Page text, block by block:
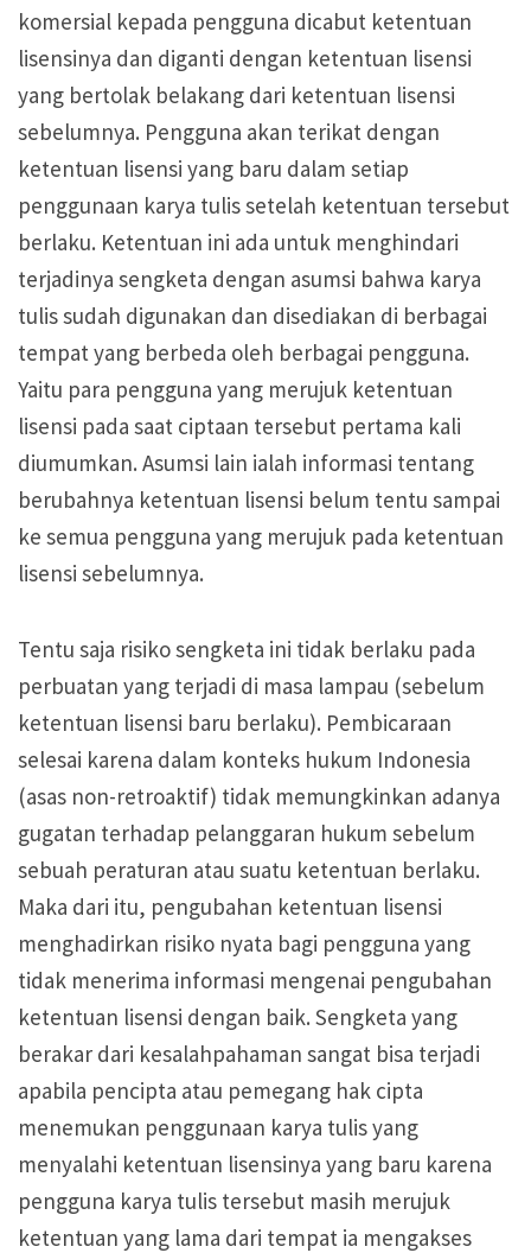
komersial kepada pengguna dicabut ketentuan
lisensinya dan diganti dengan ketentuan lisensi
yang bertolak belakang dari ketentuan lisensi
sebelumnya. Pengguna akan terikat dengan
ketentuan lisensi yang baru dalam setiap
penggunaan karya tulis setelah ketentuan tersebut
berlaku. Ketentuan ini ada untuk menghindari
terjadinya sengketa dengan asumsi bahwa karya
tulis sudah digunakan dan disediakan di berbagai
tempat yang berbeda oleh berbagai pengguna.
Yaitu para pengguna yang merujuk ketentuan
lisensi pada saat ciptaan tersebut pertama kali
diumumkan. Asumsi lain ialah informasi tentang
berubahnya ketentuan lisensi belum tentu sampai
ke semua pengguna yang merujuk pada ketentuan
lisensi sebelumnya.
Tentu saja risiko sengketa ini tidak berlaku pada
perbuatan yang terjadi di masa lampau (sebelum
ketentuan lisensi baru berlaku). Pembicaraan
selesai karena dalam konteks hukum Indonesia
(asas non-retroaktif) tidak memungkinkan adanya
gugatan terhadap pelanggaran hukum sebelum
sebuah peraturan atau suatu ketentuan berlaku.
Maka dari itu, pengubahan ketentuan lisensi
menghadirkan risiko nyata bagi pengguna yang
tidak menerima informasi mengenai pengubahan
ketentuan lisensi dengan baik. Sengketa yang
berakar dari kesalahpahaman sangat bisa terjadi
apabila pencipta atau pemegang hak cipta
menemukan penggunaan karya tulis yang
menyalahi ketentuan lisensinya yang baru karena
pengguna karya tulis tersebut masih merujuk
ketentuan yang lama dari tempat ia mengakses